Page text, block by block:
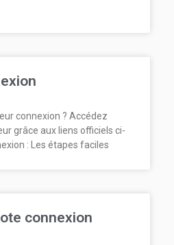
connexion ? Accédez
grâce aux liens officiels ci-
: Les étapes faciles
connexion